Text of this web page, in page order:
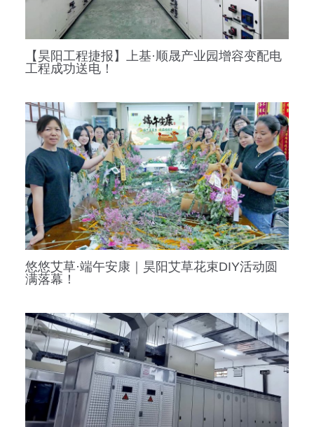
【昊阳工程捷报】上基·顺晟产业园增容变配电
工程成功送电！
悠悠艾草·端午安康｜昊阳艾草花束DIY活动圆
满落幕！